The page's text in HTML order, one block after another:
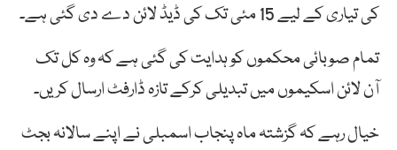
کی تیاری کے لیے 15 مئی تک کی ڈیڈ لائن دے دی گئی ہے۔
تمام صوبائی محکموں کو ہدایت کی گئی ہے کہ وہ کل تک
آن لائن اسکیموں میں تبدیلی کرکے تازہ ڈارفٹ ارسال کریں۔
خیال رہے کہ گزشتہ ماہ پنجاب اسمبلی نے اپنے سالانہ بجٹ